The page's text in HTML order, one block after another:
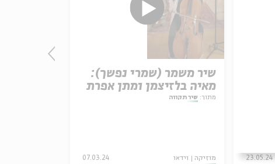
שיר משמר (שמרי נפשך):
מאיה בלזיצמן ומתן אפרת
מתוך: שיר תקווה
מוזיקה וידאו 07.03.24 23.05.24